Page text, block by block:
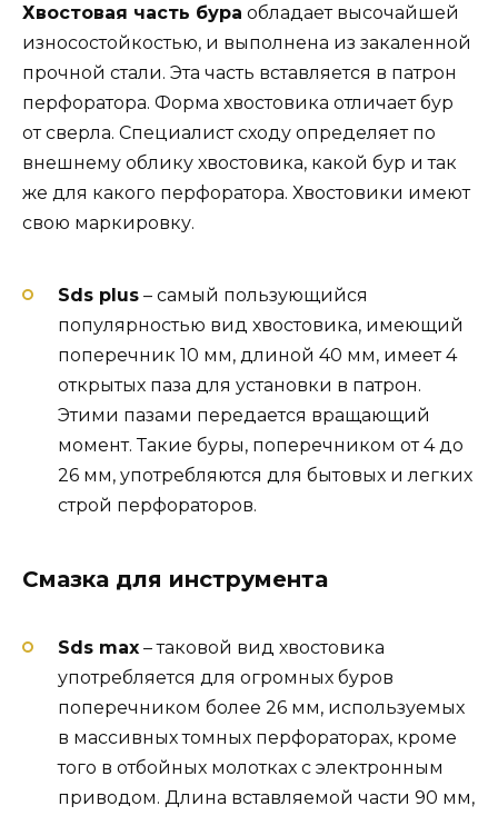
Хвостовая часть бура обладает высочайшей
износостойкостью, и выполнена из закаленной
прочной стали. Эта часть вставляется в патрон
перфоратора. Форма хвостовика отличает бур
от сверла. Специалист сходу определяет по
внешнему облику хвостовика, какой бур и так
же для какого перфоратора. Хвостовики имеют
свою маркировку.
Sds plus – самый пользующийся
популярностью вид хвостовика, имеющий
поперечник 10 мм, длиной 40 мм, имеет 4
открытых паза для установки в патрон.
Этими пазами передается вращающий
момент. Такие буры, поперечником от 4 до
26 мм, употребляются для бытовых и легких
строй перфораторов.
Смазка для инструмента
Sds max – таковой вид хвостовика
употребляется для огромных буров
поперечником более 26 мм, используемых
в массивных томных перфораторах, кроме
того в отбойных молотках с электронным
приводом. Длина вставляемой части 90 мм,